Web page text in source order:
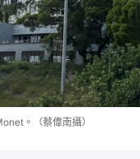
。（蔡偉南攝）